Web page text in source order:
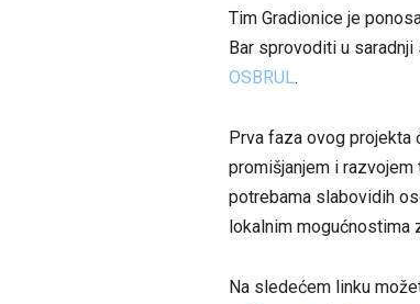
Tim Gradionice je
Bar sprovoditi u
OSBRUL.
Prva faza ovog projekta
promišjanjem i
potrebama slabovidih
lokalnim mogućnostima
Na sledećem linku